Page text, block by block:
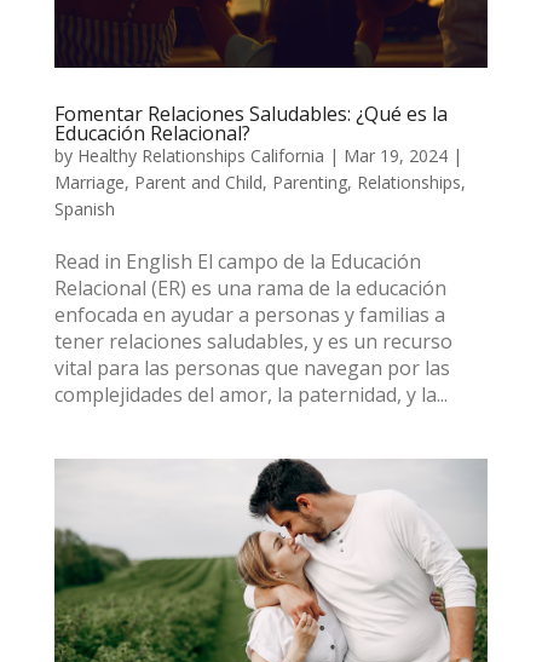
Fomentar Relaciones Saludables: ¿Qué es la
Educación Relacional?
by Healthy Relationships California | Mar 19, 2024|
Marriage, Parent and Child, Parenting, Relationships,
Spanish
Read in English El campo de la Educación
Relacional (ER) es una rama de la educación
enfocada en ayudar a personas y familias a
tener relaciones saludables, y es un recurso
vital para las personas que navegan por las
complejidades del amor, la paternidad, y la...